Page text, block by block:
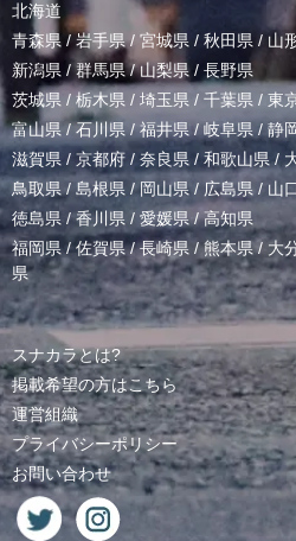
北海道
青森県 / 岩手県/ 宮城県 / 秋田県 / 山
新潟県 /群馬県/山梨県 / 長野県
茨城県 / 栃木県 / 埼玉県 / 千葉県 / 東
富山県 /石川県/福井県/岐阜県 / 静
滋賀県 / 京都府 / 奈良県 / 和歌山県/
鳥取県/ 島根県 /岡山県/ 広島県 / 山
徳島県 /香川県 / 愛媛県/高知県
福岡県/佐賀県/長崎県 /熊本県/ 大
県
スナカラとは?
掲載希望の方はこちら
運営組織
プライバシーポリシー
お問い合わせ